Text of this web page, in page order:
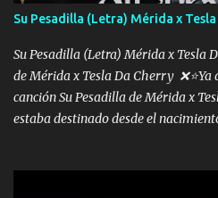
yo tengo el control a todos yo les
malcriado un malandrón Que Les
las risas las que me miran hay
Su Pesadilla (Letra) Mérida x
Su Pesadilla (Letra) Mérida x Tesla
de Mérida x Tesla Da Cherry
canción Su Pesadilla de Mérida x
estaba destinado desde el